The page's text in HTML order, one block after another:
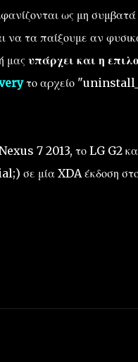
ως μη
να τα παίξουμε αν
μας υπάρχει και η
το αρχείο
7 2013, το LG G2
σε μία XDA έκδοση